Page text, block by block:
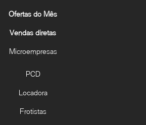
Ofertas do Mês
Vendas diretas
Microempresas
PCD
Locadora
Frotistas